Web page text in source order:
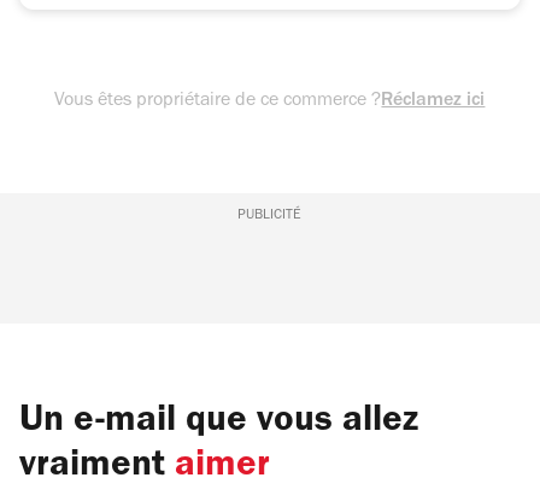
Vous êtes propriétaire de ce commerce ?Réclamez ici
PUBLICITÉ
Un e-mail que vous allez
vraiment aimer